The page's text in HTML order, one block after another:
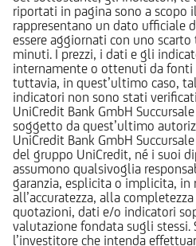
riportati in pagina sono a scopo
rappresentano un dato ufficiale
essere aggiornati con uno
minuti. I prezzi, i dati e gli
internamente o ottenuti da
tuttavia, in quest’ultimo caso,
indicatori non sono stati
UniCredit Bank GmbH
soggetto da quest’ultimo
UniCredit Bank GmbH
del gruppo UniCredit, né i suoi
assumono qualsivoglia
garanzia, esplicita o implicita, in
all’accuratezza, alla
quotazioni, dati e/o indicatori
valutazione fondata sugli stessi.
l’investitore che intenda